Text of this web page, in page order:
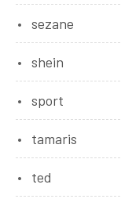
sezane
shein
sport
tamaris
ted